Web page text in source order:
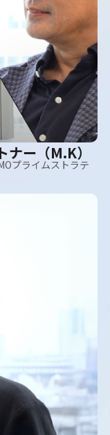
ー（M.K）
プライムストラテ